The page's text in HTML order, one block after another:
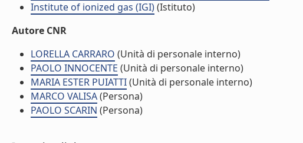
Institute of ionized gas (IGI)(Istituto)
Autore CNR
LORELLA CARRARO (Unità di personale interno)
PAOLO INNOCENTE (Unità di personale interno)
MARIA ESTER PUIATTI(Unità di personale interno)
MARCO VALISA(Persona)
PAOLO SCARIN (Persona)